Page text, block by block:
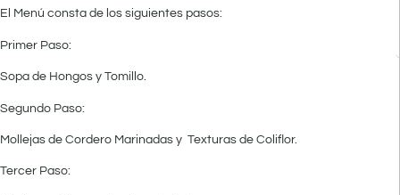
El Menú consta de los siguientes pasos:
Primer Paso:
Sopa de Hongos y Tomillo.
Segundo Paso:
Mollejas de Cordero Marinadas y Texturas de Coliflor.
Tercer Paso: